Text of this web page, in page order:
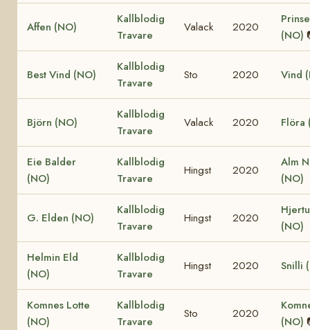
Affen (NO)
Kallblodig
Travare
Valack 2020
(NO)
Best Vind (NO)
Kallblodig
Travare
Sto 2020 Vind
Björn (NO)
Kallblodig
Travare
Valack 2020 Flöra
Eie Balder
(NO)
Kallblodig
Travare
Hingst 2020
Alm
(NO)
G. Elden (NO)
Kallblodig
Travare
Hingst 2020
(NO)
Helmin Eld
(NO)
Kallblodig
Travare
Hingst 2020 Snilli
Komnes Lotte
(NO)
Kallblodig
Travare
Sto 2020
(NO)